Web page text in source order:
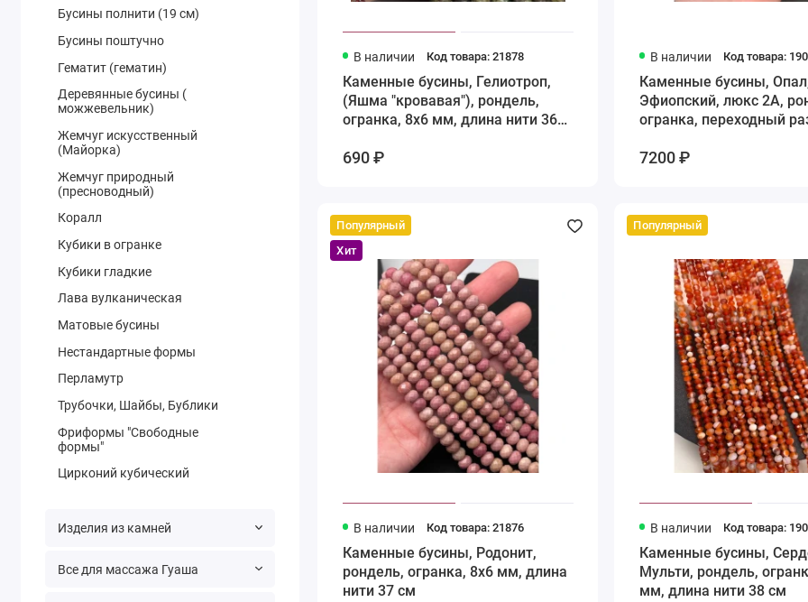
Бусины полнити (19 см)
Бусины поштучно
Гематит (гематин)
Деревянные бусины (
можжевельник)
Жемчуг искусственный
(Майорка)
Жемчуг природный
(пресноводный)
Коралл
Кубики в огранке
Кубики гладкие
Лава вулканическая
Матовые бусины
Нестандартные формы
Перламутр
Трубочки, Шайбы, Бублики
Фриформы "Свободные
формы"
Цирконий кубический
Изделия из камней
Все для массажа Гуаша
В наличии Код товара: 21878
Каменные бусины, Гелиотроп,
(Яшма "кровавая"), рондель,
огранка, 8х6 мм, длина нити 36
690 ₽
В наличии Код товара:
Каменные бусины,
Эфиопский, люкс 2А,
огранка, переходный
7200 ₽
Популярный
Хит
В наличии Код товара: 21876
Каменные бусины, Родонит,
рондель, огранка, 8х6 мм, длина
нити 37 см
Популярный
В наличии Код товара:
Каменные бусины,
Мульти, рондель,
мм, длина нити 38 см